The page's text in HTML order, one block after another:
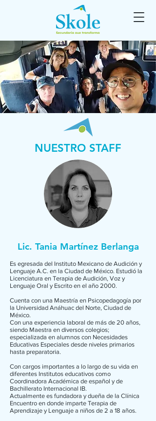
NUESTRO STAFF
Lic. Tania Martínez Berlanga
Es egresada del Instituto Mexicano de Audición y
Lenguaje A.C. en la Ciudad de México. Estudió la
Licenciatura en Terapia de Audición, Voz y
Lenguaje Oral y Escrito en el año 2000.
Cuenta con una Maestría en Psicopedagogía por
la Universidad Anáhuac del Norte, Ciudad de
México.
Con una experiencia laboral de más de 20 años,
siendo Maestra en diversos colegios;
especializada en alumnos con Necesidades
Educativas Especiales desde niveles primarios
hasta preparatoria.
Con cargos importantes a lo largo de su vida en
diferentes Institutos educativos como
Coordinadora Académica de español y de
Bachillerato Internacional IB.
Actualmente es fundadora y dueña de la Clínica
Encuentro en donde imparte Terapia de
Aprendizaje y Lenguaje a niños de 2 a 18 años.